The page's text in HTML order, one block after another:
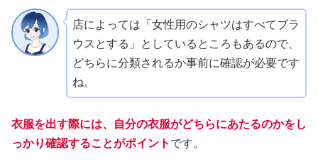
店によっては「女性用のシャツはすべてブラ
ウスとする」としているところもあるので、
どちらに分類されるか事前に確認が必要です
ね。
衣服を出す際には、自分の衣服がどちらにあたるのかをし
っかり確認することがポイント です。